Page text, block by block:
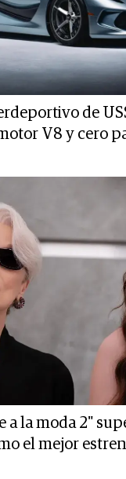
de
V8 y cero
a la moda 2"
el mejor